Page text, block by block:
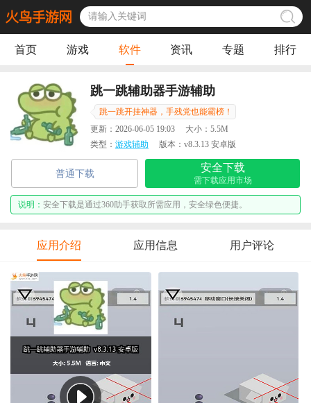
首页 游戏 软件 资讯 专题 排行
跳一跳辅助器手游辅助
跳一跳开挂神器，手残党也能霸榜！
更新： 2026-06-05 19:03 大小： 5.5M
类型： 游戏辅助 版本： v8.3.13 安卓版
普通下载
安全下载
需下载应用市场
说明： 安全下载是通过360助手获取所需应用，安全绿色便捷。
应用介绍 应用信息 用户评论